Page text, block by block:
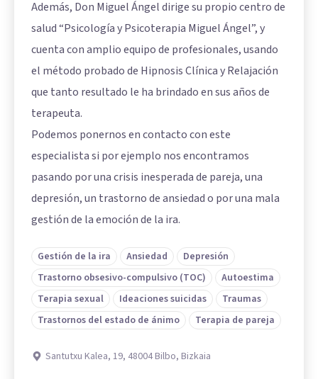
Además, Don Miguel Ángel dirige su propio centro de
salud “Psicología y Psicoterapia Miguel Ángel”, y
cuenta con amplio equipo de profesionales, usando
el método probado de Hipnosis Clínica y Relajación
que tanto resultado le ha brindado en sus años de
terapeuta.
Podemos ponernos en contacto con este
especialista si por ejemplo nos encontramos
pasando por una crisis inesperada de pareja, una
depresión, un trastorno de ansiedad o por una mala
gestión de la emoción de la ira.
Gestión de la ira Ansiedad
Depresión
Trastorno obsesivo-compulsivo (TOC)
Autoestima
Terapia sexual
Ideaciones suicidas
Traumas
Trastornos del estado de ánimo
Terapia de pareja
Santutxu Kalea, 19, 48004 Bilbo, Bizkaia